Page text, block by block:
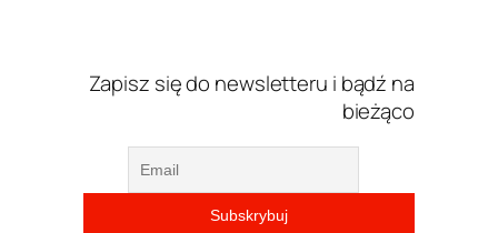
Zapisz się do newsletteru i bądź na
bieżąco